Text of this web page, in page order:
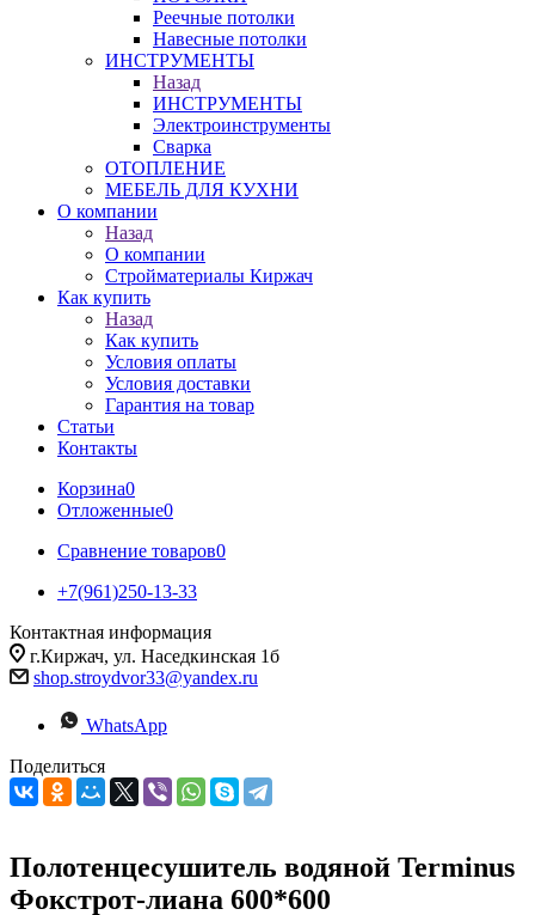
Реечные потолки
Навесные потолки
ИНСТРУМЕНТЫ
Назад
ИНСТРУМЕНТЫ
Электроинструменты
Сварка
ОТОПЛЕНИЕ
МЕБЕЛЬ ДЛЯ КУХНИ
О компании
Назад
О компании
Стройматериалы Киржач
Как купить
Назад
Как купить
Условия оплаты
Условия доставки
Гарантия на товар
Статьи
Контакты
Корзина0
Отложенные0
Сравнение товаров0
+7(961)250-13-33
Контактная информация
г.Киржач, ул. Наседкинская 1б
shop.stroydvor33@yandex.ru
WhatsApp
Поделиться
Полотенцесушитель водяной Terminus
Фокстрот-лиана 600*600